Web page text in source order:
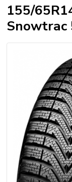
155/
Snowtrac